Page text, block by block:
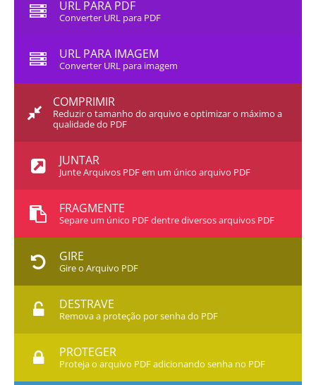
URL PARA PDF
Converter URL para PDF
URL PARA IMAGEM
Converter URL para imagem
COMPRIMIR
Reduzir o tamanho do arquivo e optimizar o máximo a
qualidade do PDF
JUNTAR
Junte Arquivos PDF em um único arquivo PDF
FRAGMENTE
Separe um único PDF dentre diversos arquivos PDF
GIRE
Gire o Arquivo PDF
DESTRAVE
Remova a proteção por senha do PDF
PROTEGER
Proteja o arquivo PDF adicionando senha no PDF